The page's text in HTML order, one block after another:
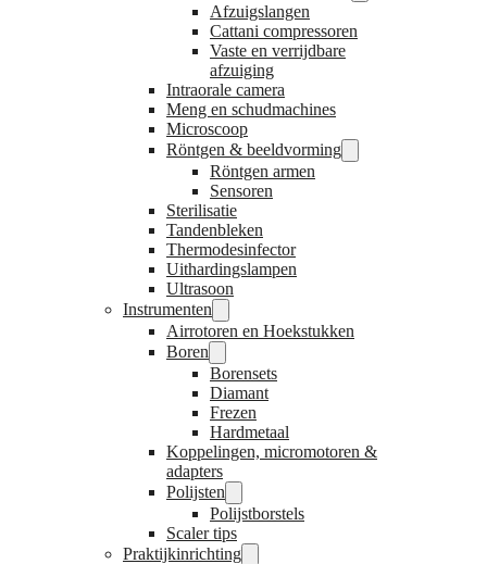
Afzuigslangen
Cattani compressoren
Vaste en verrijdbare
afzuiging
Intraorale camera
Meng en schudmachines
Microscoop
Röntgen & beeldvorming
Röntgen armen
Sensoren
Sterilisatie
Tandenbleken
Thermodesinfector
Uithardingslampen
Ultrasoon
Instrumenten
Airrotoren en Hoekstukken
Boren
Borensets
Diamant
Frezen
Hardmetaal
Koppelingen, micromotoren &
adapters
Polijsten
Polijstborstels
Scaler tips
Praktijkinrichting